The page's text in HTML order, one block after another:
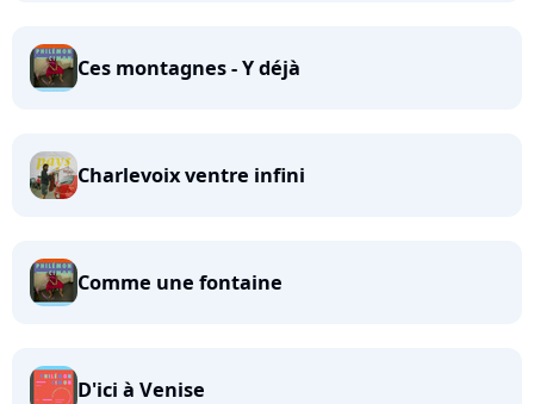
Ces montagnes - Y déjà
Charlevoix ventre infini
Comme une fontaine
D'ici à Venise